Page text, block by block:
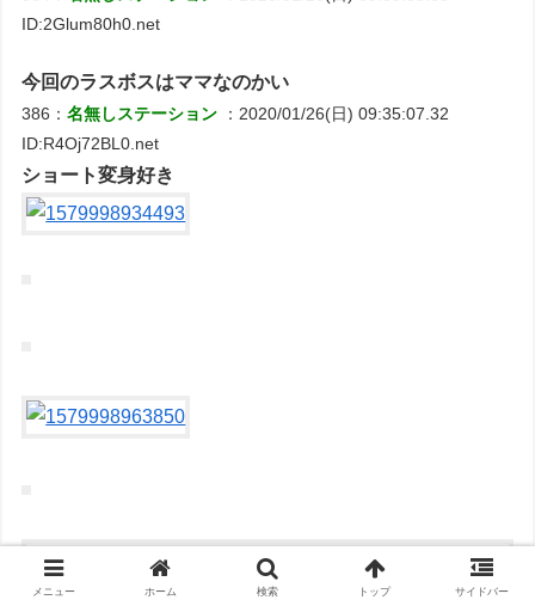
ID:2Glum80h0.net
今回のラスボスはママなのかい
386：名無しステーション
：2020/01/26(日) 09:35:07.32
ID:R4Oj72BL0.net
ショート変身好き
メニュー ホーム 検索 トップ サイドバー